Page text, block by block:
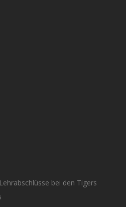
bei den Tigers